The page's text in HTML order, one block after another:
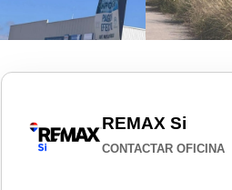
REMAX Si
CONTACTAR OFICINA